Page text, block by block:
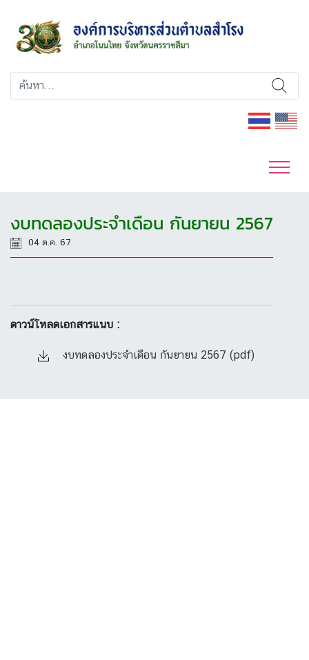
งบทดลองประจำเดือน กันยายน 2567
04 ต.ค. 67
ดาวน์โหลดเอกสารแนบ :
งบทดลองประจำเดือน กันยายน 2567 (pdf)